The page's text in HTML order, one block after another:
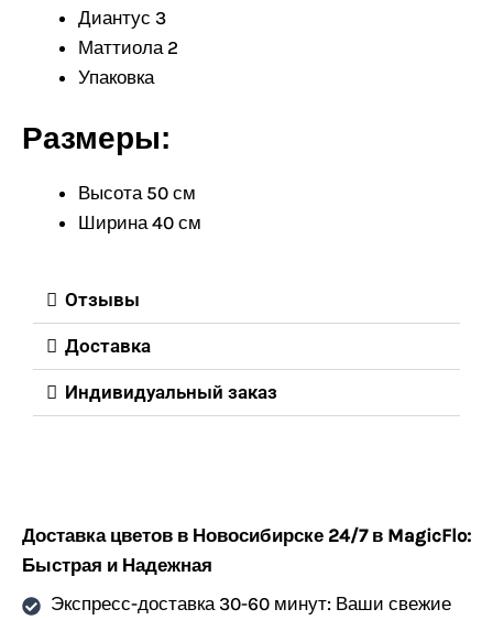
Диантус 3
Маттиола 2
Упаковка
Размеры:
Высота 50 см
Ширина 40 см
Отзывы
Доставка
Индивидуальный заказ
Доставка цветов в Новосибирске 24/7 в MagicFlo:
Быстрая и Надежная
Экспресс-доставка 30-60 минут: Ваши свежие